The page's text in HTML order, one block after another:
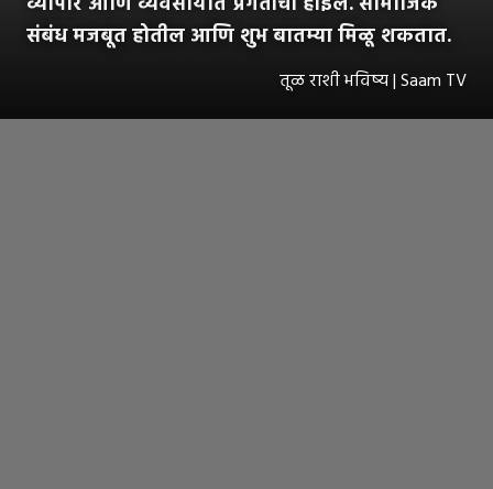
संबंध मजबूत होतील आणि शुभ बातम्या मिळू शकतात.
तूळ राशी भविष्य | Saam TV